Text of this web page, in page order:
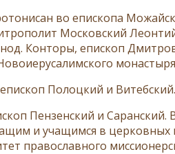
во епископа
Московский
Конторы, епископ
Полоцкий и Витебский.
Пензенский и
и учащимся в церковных
православного